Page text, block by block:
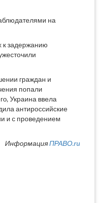
на
к задержанию
граждан и
попали
Украина ввела
антироссийские
и с проведением
ИнформацияПРАВО.ru